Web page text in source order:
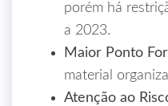
porém há
a 2023.
Maior Ponto
material
Atenção ao